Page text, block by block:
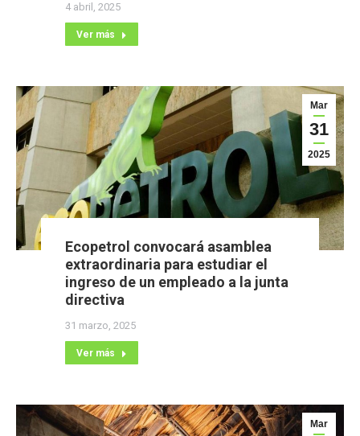
4 abril, 2025
Ver más
Mar
31
2025
Ecopetrol convocará asamblea
extraordinaria para estudiar el
ingreso de un empleado a la junta
directiva
31 marzo, 2025
Ver más
Mar